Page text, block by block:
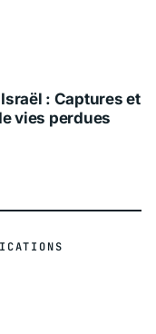
: Captures et
vies perdues